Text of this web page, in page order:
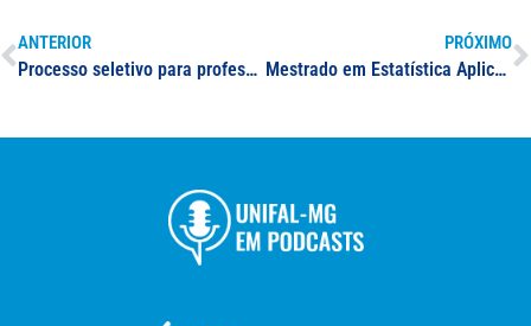
ANTERIOR
Processo seletivo para professor(a) visitante e professor(a) visitante estrangeiro(a) na área de Ciências Biológicas II
PRÓXIMO
Mestrado em Estatística Aplicada e Biometria